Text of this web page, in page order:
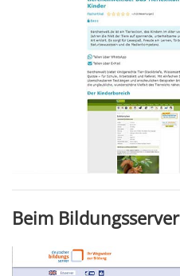
Beim Bildungsserver